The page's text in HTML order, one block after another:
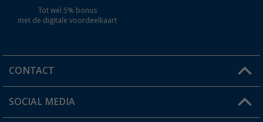
Tot wel 5% bonus
met de digitale voordeelkaart
CONTACT
Een vraag?
SOCIAL MEDIA